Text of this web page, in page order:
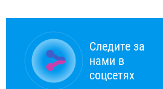
Следите за
нами в
соцсетях